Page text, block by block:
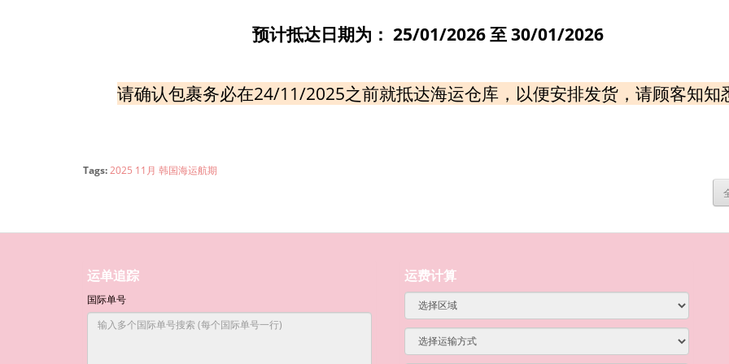
预计抵达日期为： 25/01/2026至30/01/2026
请确认包裹务必在24/11/2025之前就抵达海运仓库，以便安排发货，请顾客知知
Tags:2025 11月 韩国海运航期
运单追踪
国际单号
运费计算